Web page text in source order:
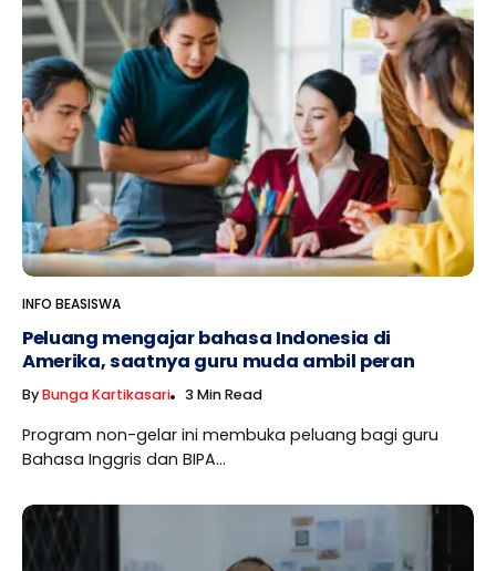
INFO BEASISWA
Peluang mengajar bahasa Indonesia di
Amerika, saatnya guru muda ambil peran
ByBunga Kartikasari 3 Min Read
Program non-gelar ini membuka peluang bagi guru
Bahasa Inggris dan BIPA...